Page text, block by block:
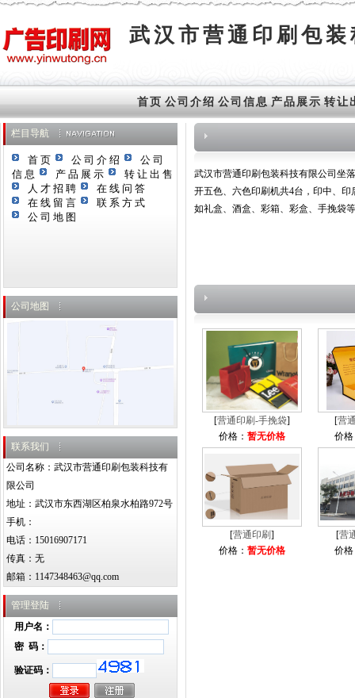
武汉市营通印刷包
首页 公司介绍 公司信息 产品展示 转让
栏目导航
首页 公司介绍
公司
信息
产品展示
转让出售
人才招聘
在线问答
在线留言
联系方式
公司地图
公司地图
联系我们
公司名称：武汉市营通印刷包装科技有
限公司
地址：武汉市东西湖区柏泉水柏路972号
手机：
电话：15016907171
传真：无
邮箱： 1147348463@qq.com
管理登陆
用户名：
密 码：
验证码：
武汉市营通印刷包装科技有限公司坐
开五色、六色印刷机共4台，印中、
如礼盒、酒盒、彩箱、彩盒、手挽袋
[营通印刷-手挽袋]
价格： 暂无价格
[营
价
[营通印刷]
价格： 暂无价格
[营
价